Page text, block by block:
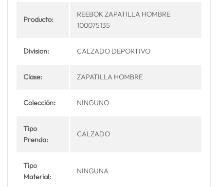
Producto:
REEBOK ZAPATILLA HOMBRE
100075135
Division: CALZADO DEPORTIVO
Clase: ZAPATILLA HOMBRE
Colección: NINGUNO
Tipo
Prenda:
CALZADO
Tipo
Material:
NINGUNA